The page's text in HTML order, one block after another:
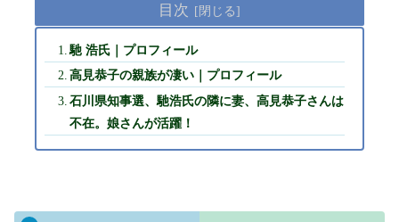
目次
馳 浩氏｜プロフィール
高見恭子の親族が凄い｜プロフィール
石川県知事選、馳浩氏の隣に妻、高見恭子さんは
不在。娘さんが活躍！